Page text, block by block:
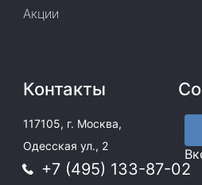
Акции
Контакты
117105, г. Москва,
Одесская ул., 2
+7 (495) 133-87-02